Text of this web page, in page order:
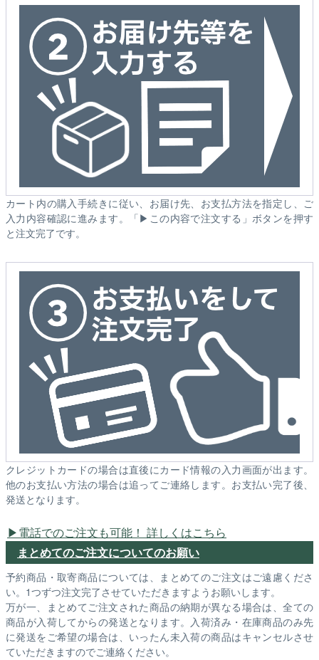
カート内の購入手続きに従い、お届け先、お支払方法を指定し、ご
入力内容確認に進みます。「▶この内容で注文する」ボタンを押す
と注文完了です。
クレジットカードの場合は直後にカード情報の入力画面が出ます。
他のお支払い方法の場合は追ってご連絡します。お支払い完了後、
発送となります。
電話でのご注文も可能！ 詳しくはこちら
まとめてのご注文についてのお願い
予約商品・取寄商品については、まとめてのご注文はご遠慮くださ
い。1つずつ注文完了させていただきますようお願いします。
万が一、まとめてご注文された商品の納期が異なる場合は、全ての
商品が入荷してからの発送となります。入荷済み・在庫商品のみ先
に発送をご希望の場合は、いったん未入荷の商品はキャンセルさせ
ていただきますのでご連絡ください。